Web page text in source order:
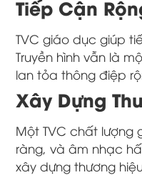
Tiếp Cận
TVC giáo dục giúp
Truyền hình vẫn là
lan tỏa thông điệp
Xây Dựng
Một TVC chất lượng
ràng, và âm nhạc
xây dựng thương